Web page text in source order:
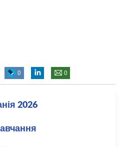
0 0
2026